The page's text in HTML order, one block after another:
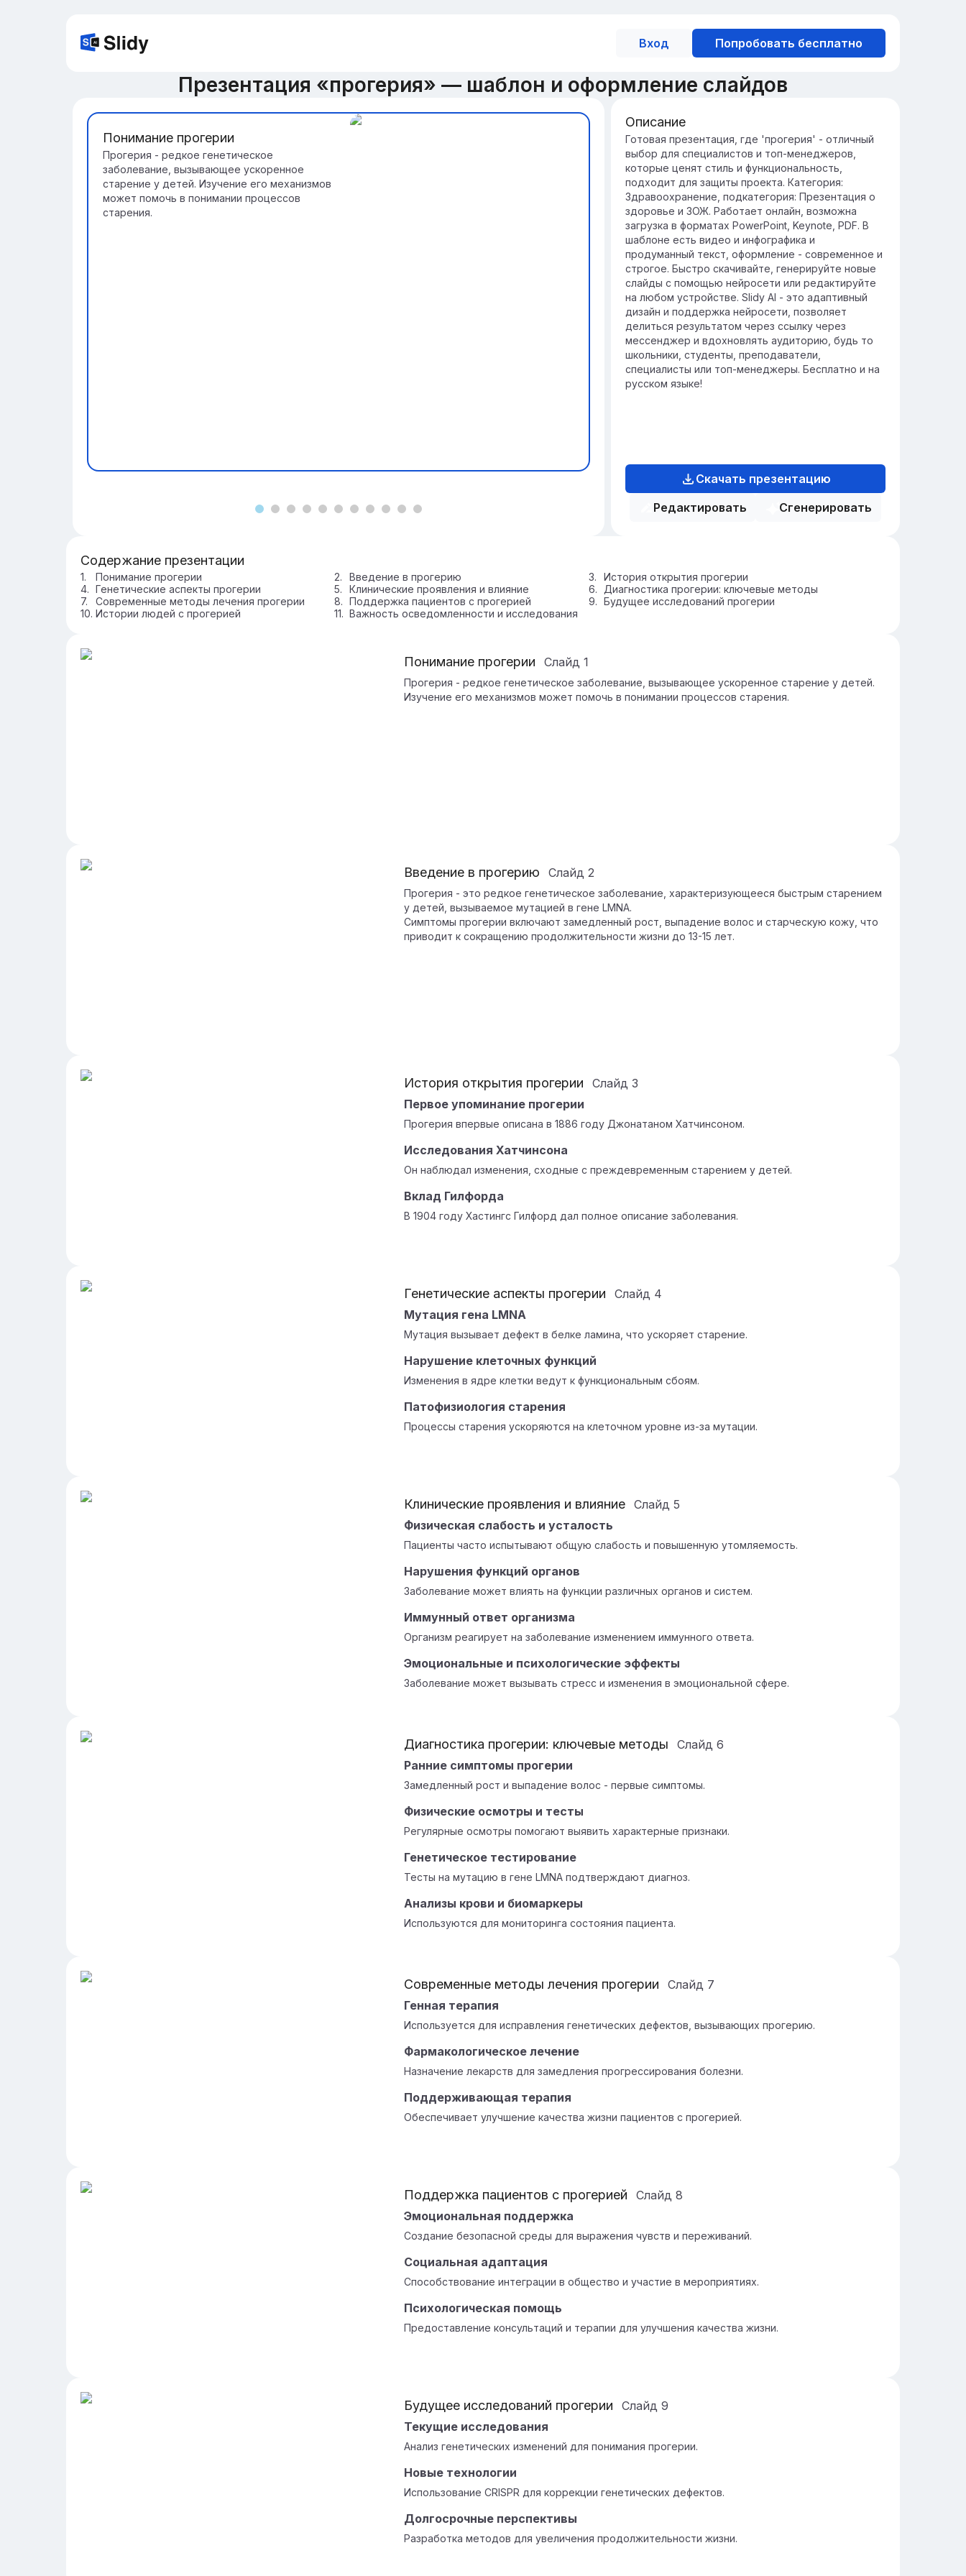
Вход Попробовать бесплатно
Презентация «прогерия» — шаблон и оформление слайдов
Понимание прогерии
Прогерия - редкое генетическое
заболевание, вызывающее ускоренное
старение у детей. Изучение его механизмов
может помочь в понимании процессов
старения.
Введение в прогерию
Прогерия - это редкое генетическое
заболевание, характеризующееся быстрым
старением у детей, вызываемое мутацией в
гене LMNA.
Симптомы прогерии включают замедленный
рост, выпадение волос и старческую кожу,
что приводит к сокращению
продолжительности жизни до 13-15 лет.
Описание
Готовая презентация, где 'прогерия' - отличный
выбор для специалистов и топ-менеджеров,
которые ценят стиль и функциональность,
подходит для защиты проекта. Категория:
Здравоохранение, подкатегория: Презентация о
здоровье и ЗОЖ. Работает онлайн, возможна
загрузка в форматах PowerPoint, Keynote, PDF. В
шаблоне есть видео и инфографика и
продуманный текст, оформление - современное и
строгое. Быстро скачивайте, генерируйте новые
слайды с помощью нейросети или редактируйте
на любом устройстве. Slidy AI - это адаптивный
дизайн и поддержка нейросети, позволяет
делиться результатом через ссылку через
мессенджер и вдохновлять аудиторию, будь то
школьники, студенты, преподаватели,
специалисты или топ-менеджеры. Бесплатно и на
русском языке!
Скачать презентацию
Редактировать
Сгенерировать
Содержание презентации
Понимание прогерии Введение в прогерию
История открытия прогерии
Генетические аспекты прогерии
Клинические проявления и влияние
Диагностика прогерии: ключевые методы
Современные методы лечения прогерии
Поддержка пациентов с прогерией
Будущее исследований прогерии
Истории людей с прогерией
Важность осведомленности и исследования
Понимание прогерии Слайд 1
Прогерия - редкое генетическое заболевание, вызывающее ускоренное старение у детей.
Изучение его механизмов может помочь в понимании процессов старения.
Введение в прогерию Слайд 2
Прогерия - это редкое генетическое заболевание, характеризующееся быстрым старением
у детей, вызываемое мутацией в гене LMNA.
Симптомы прогерии включают замедленный рост, выпадение волос и старческую кожу, что
приводит к сокращению продолжительности жизни до 13-15 лет.
История открытия прогерии Слайд 3
Первое упоминание прогерии
Прогерия впервые описана в 1886 году Джонатаном Хатчинсоном.
Исследования Хатчинсона
Он наблюдал изменения, сходные с преждевременным старением у детей.
Вклад Гилфорда
В 1904 году Хастингс Гилфорд дал полное описание заболевания.
Генетические аспекты прогерии Слайд 4
Мутация гена LMNA
Мутация вызывает дефект в белке ламина, что ускоряет старение.
Нарушение клеточных функций
Изменения в ядре клетки ведут к функциональным сбоям.
Патофизиология старения
Процессы старения ускоряются на клеточном уровне из-за мутации.
Клинические проявления и влияние Слайд 5
Физическая слабость и усталость
Пациенты часто испытывают общую слабость и повышенную утомляемость.
Нарушения функций органов
Заболевание может влиять на функции различных органов и систем.
Иммунный ответ организма
Организм реагирует на заболевание изменением иммунного ответа.
Эмоциональные и психологические эффекты
Заболевание может вызывать стресс и изменения в эмоциональной сфере.
Диагностика прогерии: ключевые методы Слайд 6
Ранние симптомы прогерии
Замедленный рост и выпадение волос - первые симптомы.
Физические осмотры и тесты
Регулярные осмотры помогают выявить характерные признаки.
Генетическое тестирование
Тесты на мутацию в гене LMNA подтверждают диагноз.
Анализы крови и биомаркеры
Используются для мониторинга состояния пациента.
Современные методы лечения прогерии Слайд 7
Генная терапия
Используется для исправления генетических дефектов, вызывающих прогерию.
Фармакологическое лечение
Назначение лекарств для замедления прогрессирования болезни.
Поддерживающая терапия
Обеспечивает улучшение качества жизни пациентов с прогерией.
Поддержка пациентов с прогерией Слайд 8
Эмоциональная поддержка
Создание безопасной среды для выражения чувств и переживаний.
Социальная адаптация
Способствование интеграции в общество и участие в мероприятиях.
Психологическая помощь
Предоставление консультаций и терапии для улучшения качества жизни.
Будущее исследований прогерии Слайд 9
Текущие исследования
Анализ генетических изменений для понимания прогерии.
Новые технологии
Использование CRISPR для коррекции генетических дефектов.
Долгосрочные перспективы
Разработка методов для увеличения продолжительности жизни.